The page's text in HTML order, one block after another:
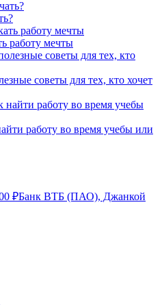
работу мечты
советы для тех, кто хочет
работу во время учебы или
₽Банк ВТБ (ПАО), Джанкой